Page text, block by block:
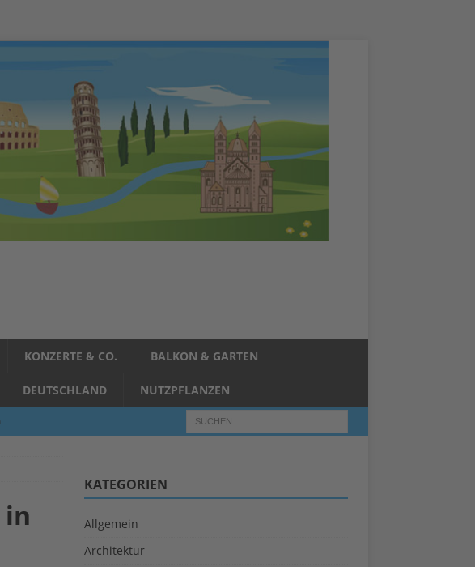
KONZERTE & CO. BALKON & GARTEN
DEUTSCHLAND NUTZPFLANZEN
KATEGORIEN
Allgemein
Architektur